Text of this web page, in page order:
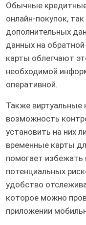
Обычные
онлайн-покупок,
дополнительных
данных на
карты облегчают
необходимой
оперативной.
Также
возможность
установить на них
временные карты
помогает избежать
потенциальных
удобство
которое можно
приложении